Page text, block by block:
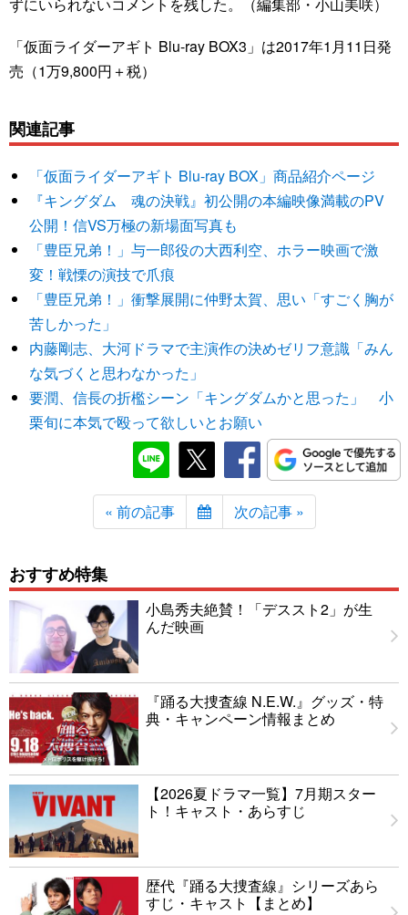
ずにいられないコメントを残した。（編集部・小山美咲）
「仮面ライダーアギト Blu-ray BOX3」は2017年1月11日発
売（1万9,800円＋税）
関連記事
「仮面ライダーアギト Blu-ray BOX」商品紹介ページ
『キングダム 魂の決戦』初公開の本編映像満載のPV
公開！信VS万極の新場面写真も
「豊臣兄弟！」与一郎役の大西利空、ホラー映画で激
変！戦慄の演技で爪痕
「豊臣兄弟！」衝撃展開に仲野太賀、思い「すごく胸が
苦しかった」
内藤剛志、大河ドラマで主演作の決めゼリフ意識「みん
な気づくと思わなかった」
要潤、信長の折檻シーン「キングダムかと思った」 小
栗旬に本気で殴って欲しいとお願い
« 前の記事 次の記事 »
おすすめ特集
小島秀夫絶賛！「デススト2」が生
んだ映画
『踊る大捜査線 N.E.W.』グッズ・特
典・キャンペーン情報まとめ
【2026夏ドラマ一覧】7月期スター
ト！キャスト・あらすじ
歴代『踊る大捜査線』シリーズあら
すじ・キャスト【まとめ】